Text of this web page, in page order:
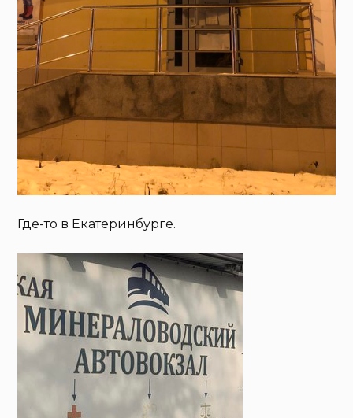
Где-то в Екатеринбурге.